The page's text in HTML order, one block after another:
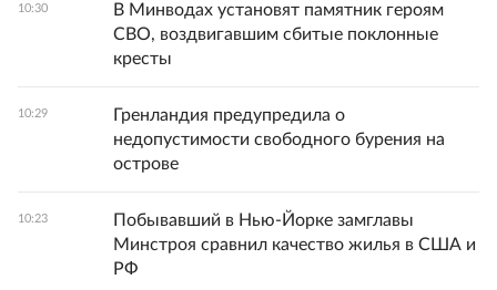
10:30
В Минводах установят памятник героям
СВО, воздвигавшим сбитые поклонные
кресты
10:29
Гренландия предупредила о
недопустимости свободного бурения на
острове
10:23
Побывавший в Нью-Йорке замглавы
Минстроя сравнил качество жилья в США и
РФ